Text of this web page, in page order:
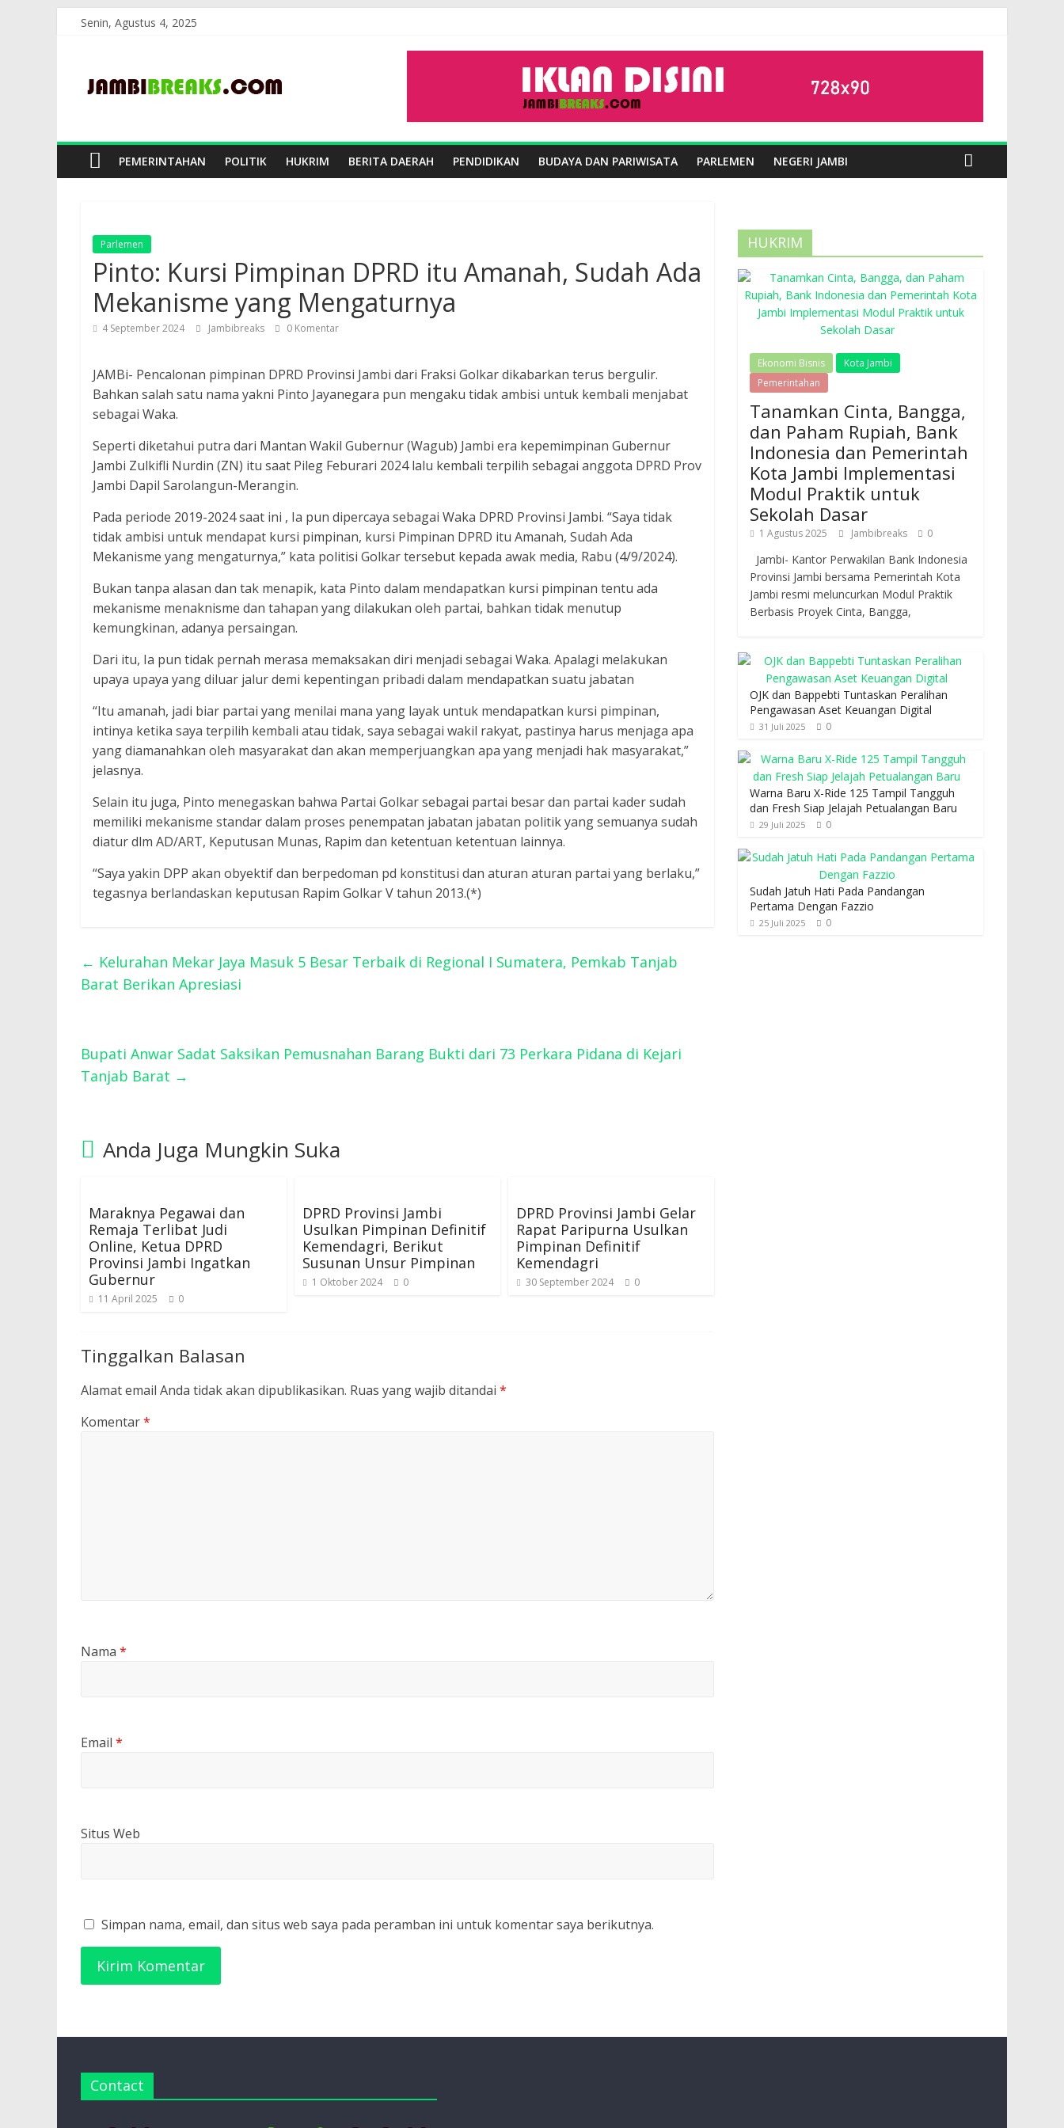
Senin, Agustus 4, 2025
JambiBreaks
PEMERINTAHAN POLITIK HUKRIM BERITA DAERAH PENDIDIKAN BUDAYA DAN PARIWISATA PARLEMEN NEGERI JAMBI
Parlemen
Pinto: Kursi Pimpinan DPRD itu Amanah, Sudah Ada
Mekanisme yang Mengaturnya
4 September 2024 Jambibreaks 0 Komentar
JAMBi- Pencalonan pimpinan DPRD Provinsi Jambi dari Fraksi Golkar dikabarkan terus bergulir.
Bahkan salah satu nama yakni Pinto Jayanegara pun mengaku tidak ambisi untuk kembali menjabat
sebagai Waka.
Seperti diketahui putra dari Mantan Wakil Gubernur (Wagub) Jambi era kepemimpinan Gubernur
Jambi Zulkifli Nurdin (ZN) itu saat Pileg Feburari 2024 lalu kembali terpilih sebagai anggota DPRD Prov
Jambi Dapil Sarolangun-Merangin.
Pada periode 2019-2024 saat ini , Ia pun dipercaya sebagai Waka DPRD Provinsi Jambi. “Saya tidak
tidak ambisi untuk mendapat kursi pimpinan, kursi Pimpinan DPRD itu Amanah, Sudah Ada
Mekanisme yang mengaturnya,” kata politisi Golkar tersebut kepada awak media, Rabu (4/9/2024).
Bukan tanpa alasan dan tak menapik, kata Pinto dalam mendapatkan kursi pimpinan tentu ada
mekanisme menaknisme dan tahapan yang dilakukan oleh partai, bahkan tidak menutup
kemungkinan, adanya persaingan.
Dari itu, Ia pun tidak pernah merasa memaksakan diri menjadi sebagai Waka. Apalagi melakukan
upaya upaya yang diluar jalur demi kepentingan pribadi dalam mendapatkan suatu jabatan
“Itu amanah, jadi biar partai yang menilai mana yang layak untuk mendapatkan kursi pimpinan,
intinya ketika saya terpilih kembali atau tidak, saya sebagai wakil rakyat, pastinya harus menjaga apa
yang diamanahkan oleh masyarakat dan akan memperjuangkan apa yang menjadi hak masyarakat,”
jelasnya.
Selain itu juga, Pinto menegaskan bahwa Partai Golkar sebagai partai besar dan partai kader sudah
memiliki mekanisme standar dalam proses penempatan jabatan jabatan politik yang semuanya sudah
diatur dlm AD/ART, Keputusan Munas, Rapim dan ketentuan ketentuan lainnya.
“Saya yakin DPP akan obyektif dan berpedoman pd konstitusi dan aturan aturan partai yang berlaku,”
tegasnya berlandaskan keputusan Rapim Golkar V tahun 2013.(*)
← Kelurahan Mekar Jaya Masuk 5 Besar Terbaik di Regional I Sumatera, Pemkab Tanjab
Barat Berikan Apresiasi
Bupati Anwar Sadat Saksikan Pemusnahan Barang Bukti dari 73 Perkara Pidana di Kejari
Tanjab Barat →
Anda Juga Mungkin Suka
Maraknya Pegawai dan
Remaja Terlibat Judi
Online, Ketua DPRD
Provinsi Jambi Ingatkan
Gubernur
11 April 2025 0
DPRD Provinsi Jambi
Usulkan Pimpinan Definitif
Kemendagri, Berikut
Susunan Unsur Pimpinan
1 Oktober 2024 0
DPRD Provinsi Jambi Gelar
Rapat Paripurna Usulkan
Pimpinan Definitif
Kemendagri
30 September 2024 0
Tinggalkan Balasan
Alamat email Anda tidak akan dipublikasikan. Ruas yang wajib ditandai *
Komentar*
Nama *
Email *
Situs Web
Simpan nama, email, dan situs web saya pada peramban ini untuk komentar saya berikutnya.
HUKRIM
Ekonomi Bisnis
Kota Jambi
Pemerintahan
Tanamkan Cinta, Bangga,
dan Paham Rupiah, Bank
Indonesia dan Pemerintah
Kota Jambi Implementasi
Modul Praktik untuk
Sekolah Dasar
1 Agustus 2025 Jambibreaks 0
Jambi- Kantor Perwakilan Bank Indonesia
Provinsi Jambi bersama Pemerintah Kota
Jambi resmi meluncurkan Modul Praktik
Berbasis Proyek Cinta, Bangga,
OJK dan Bappebti Tuntaskan Peralihan
Pengawasan Aset Keuangan Digital
31 Juli 2025 0
Warna Baru X-Ride 125 Tampil Tangguh
dan Fresh Siap Jelajah Petualangan Baru
29 Juli 2025 0
Sudah Jatuh Hati Pada Pandangan
Pertama Dengan Fazzio
25 Juli 2025 0
Contact